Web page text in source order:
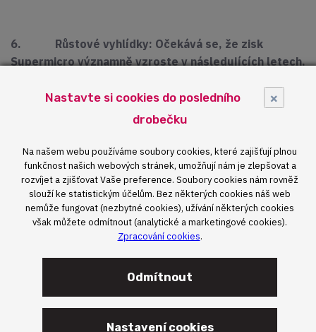
6. Růstové vyhlídky: Očekává se, že zisk
Supermicro významně vzroste v následujících letech,
výnosy.
Karel Štambera: "Očekávaný růst zisku Supermicro
znamená, že společnost je na cestě k udržitelnému
rozvoji. Pro IT manažery je to jasný signál, že Supermicro
je spolehlivým partnerem pro dlouhodobou spolupráci."
×
Nastavte si cookies do posledního
drobečku
Na našem webu používáme soubory cookies, které zajišťují plnou
funkčnost našich webových stránek, umožňují nám je zlepšovat a
rozvíjet a zjišťovat Vaše preference. Soubory cookies nám rovněž
slouží ke statistickým účelům. Bez některých cookies náš web
nemůže fungovat (nezbytné cookies), užívání některých cookies
však můžete odmítnout (analytické a marketingové cookies).
Zpracování cookies.
Odmítnout
Nastavení cookies